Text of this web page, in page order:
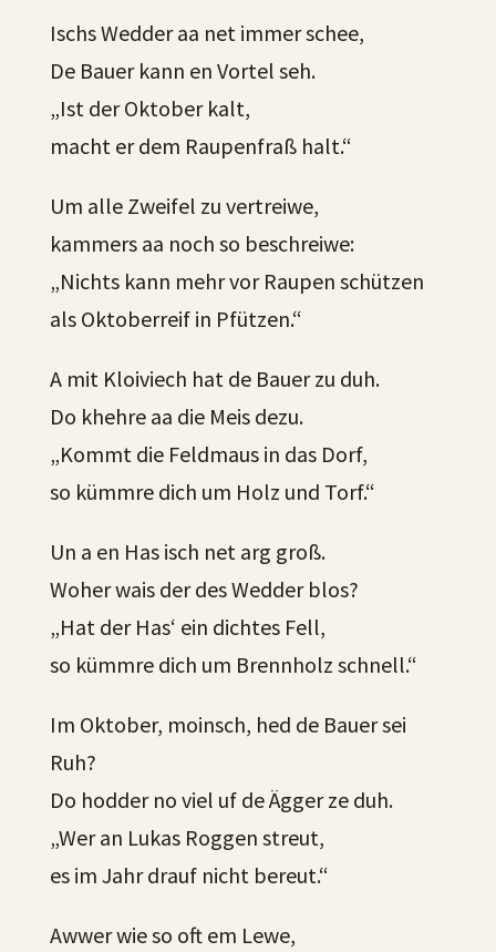
Ischs Wedder aa net immer schee,
De Bauer kann en Vortel seh.
„Ist der Oktober kalt,
macht er dem Raupenfraß halt.“
Um alle Zweifel zu vertreiwe,
kammers aa noch so beschreiwe:
„Nichts kann mehr vor Raupen schützen
als Oktoberreif in Pfützen.“
A mit Kloiviech hat de Bauer zu duh.
Do khehre aa die Meis dezu.
„Kommt die Feldmaus in das Dorf,
so kümmre dich um Holz und Torf.“
Un a en Has isch net arg groß.
Woher wais der des Wedder blos?
„Hat der Has‘ ein dichtes Fell,
so kümmre dich um Brennholz schnell.“
Im Oktober, moinsch, hed de Bauer sei
Ruh?
Do hodder no viel uf de Ägger ze duh.
„Wer an Lukas Roggen streut,
es im Jahr drauf nicht bereut.“
Awwer wie so oft em Lewe,